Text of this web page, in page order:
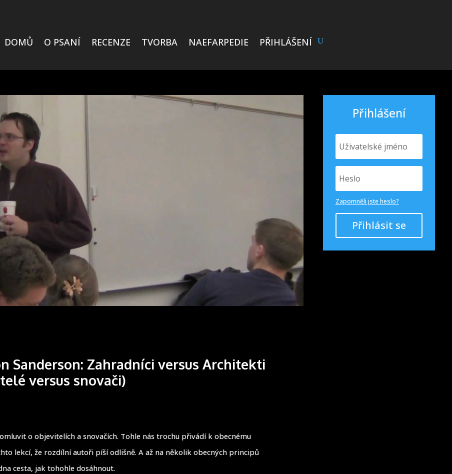
DOMŮ O PSANÍ RECENZE TVORBA NAEFARPEDIE PŘIHLÁŠENÍ
Sanderson: Zahradníci versus Architekti
versus snovači)
o objevitelích a snovačích. Tohle nás trochu přivádí k obecnému
lekcí, že rozdílní autoři píší odlišně. A až na několik obecných principů
cesta, jak tohohle dosáhnout.
Přihlášení
Zapomněli jste heslo?
Přihlásit se